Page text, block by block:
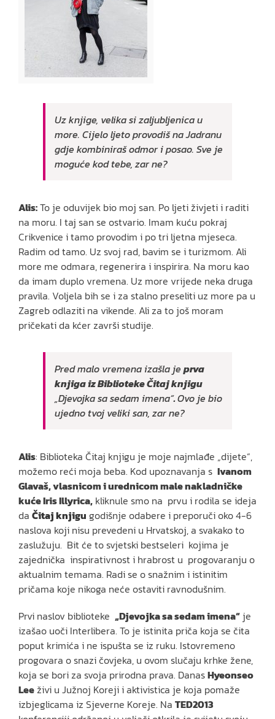
Uz knjige, velika si zaljubljenica u
more. Cijelo ljeto provodiš na Jadranu
gdje kombiniraš odmor i posao. Sve je
moguće kod tebe, zar ne?
Alis:To je oduvijek bio moj san. Po ljeti živjeti i raditi
na moru. I taj san se ostvario. Imam kuću pokraj
Crikvenice i tamo provodim i po tri ljetna mjeseca.
Radim od tamo. Uz svoj rad, bavim se i turizmom. Ali
more me odmara, regenerira i inspirira. Na moru kao
da imam duplo vremena. Uz more vrijede neka druga
pravila. Voljela bih se i za stalno preseliti uz more pa u
Zagreb odlaziti na vikende. Ali za to još moram
pričekati da kćer završi studije.
Pred malo vremena izašla jeprva
knjiga iz Biblioteke Čitaj knjigu
„Djevojka sa sedam imena“.Ovo je bio
ujedno tvoj veliki san, zar ne?
Alis: Biblioteka Čitaj knjigu je moje najmlađe „dijete“,
možemo reći moja beba. Kod upoznavanja s Ivanom
Glavaš, vlasnicom i urednicom male nakladničke
kuće Iris Illyrica, kliknule smo na prvu i rodila se ideja
da Čitaj knjigu godišnje odabere i preporuči oko 4-6
naslova koji nisu prevedeni u Hrvatskoj, a svakako to
zaslužuju. Bit će to svjetski bestseleri kojima je
zajednička inspirativnost i hrabrost u progovaranju o
aktualnim temama. Radi se o snažnim i istinitim
pričama koje nikoga neće ostaviti ravnodušnim.
Prvi naslov biblioteke „Djevojka sa sedam imena“ je
izašao uoči Interlibera. To je istinita priča koja se čita
poput krimića i ne ispušta se iz ruku. Istovremeno
progovara o snazi čovjeka, u ovom slučaju krhke žene,
koja se bori za svoja prirodna prava. DanasHyeonseo
Leeživi u Južnoj Koreji i aktivistica je koja pomaže
izbjeglicama iz Sjeverne Koreje. Na TED2013